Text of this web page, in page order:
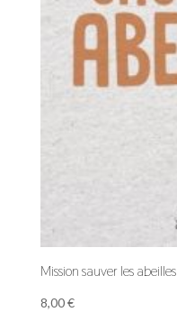
Mission sauver les abeilles
8,00€